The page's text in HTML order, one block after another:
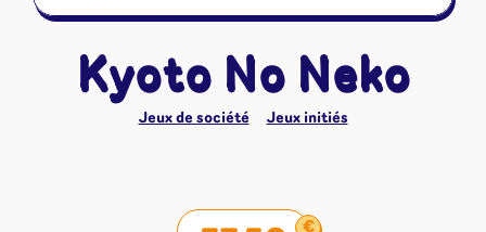
Kyoto No Neko
Jeux de société Jeux initiés
€